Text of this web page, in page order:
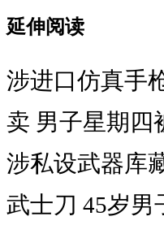
延伸阅读
涉进口仿真手
卖 男子星期四
涉私设武器库
武士刀 45岁男